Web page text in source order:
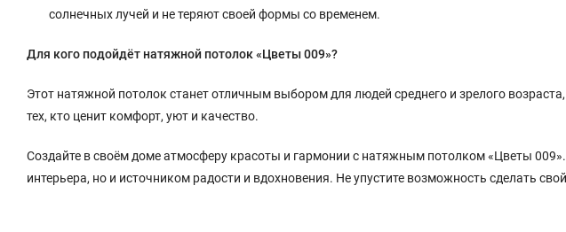
солнечных лучей и не теряют своей формы со временем.
Для кого подойдёт натяжной потолок «Цветы 009»?
Этот натяжной потолок станет отличным выбором для людей среднего и зрелого
тех, кто ценит комфорт, уют и качество.
Создайте в своём доме атмосферу красоты и гармонии с натяжным потолком «Цветы
интерьера, но и источником радости и вдохновения. Не упустите возможность сделать